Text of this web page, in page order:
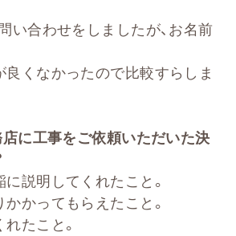
い合わせをしましたが、お名前
良くなかったので比較すらしま
に工事をご依頼いただいた決
説明してくれたこと。
かってもらえたこと。
たこと。